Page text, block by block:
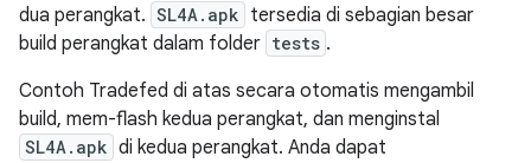
dua perangkat. SL4A.apk tersedia di sebagian besar
build perangkat dalam folder tests .
Contoh Tradefed di atas secara otomatis mengambil
build, mem-flash kedua perangkat, dan menginstal
SL4A.apk di kedua perangkat. Anda dapat